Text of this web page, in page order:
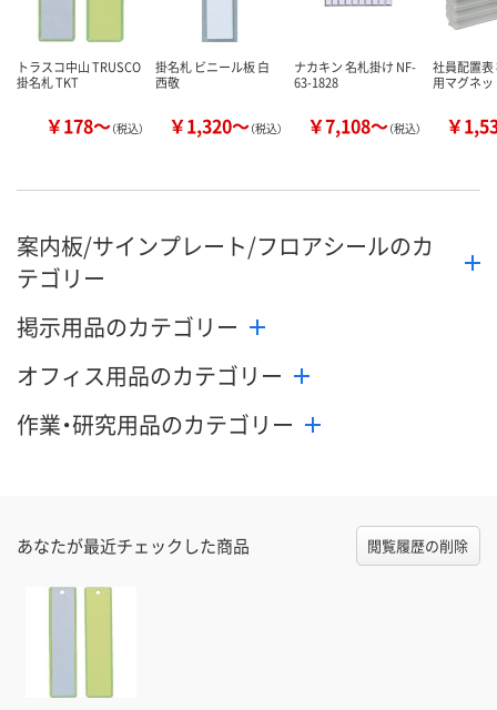
トラスコ中山 TRUSCO
掛名札 TKT
￥178～（税込）
掛名札 ビニール板 白
西敬
￥1,320～（税込）
ナカキン 名札掛け NF-
63-1828
￥7,108～（税込）
社員配置
用マグネ
￥
案内板/サインプレート/フロアシールのカ
テゴリー
掲示用品のカテゴリー
オフィス用品のカテゴリー
作業・研究用品のカテゴリー
あなたが最近チェックした商品 閲覧履歴の削除